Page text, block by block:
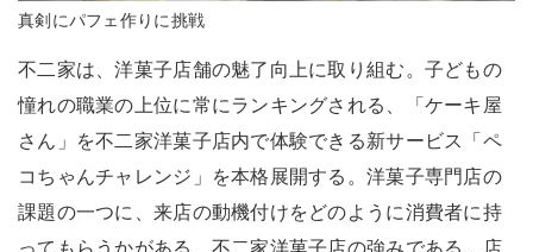
真剣にパフェ作りに挑戦
不二家は、洋菓子店舗の魅了向上に取り組む。子どもの
憧れの職業の上位に常にランキングされる、「ケーキ屋
さん」を不二家洋菓子店内で体験できる新サービス「ペ
コちゃんチャレンジ」を本格展開する。洋菓子専門店の
課題の一つに、来店の動機付けをどのように消費者に持